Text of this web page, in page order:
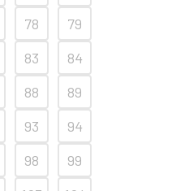
78
79
83
84
88
89
93
94
98
99